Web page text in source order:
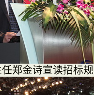
郑金诗宣读招标